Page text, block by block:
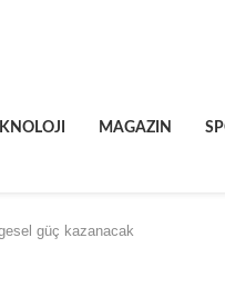
MAGAZIN
güç kazanacak